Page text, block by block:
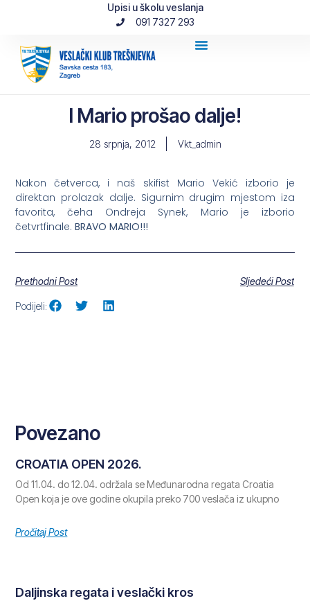
Upisi u školu veslanja
091 7327 293
I Mario prošao dalje!
28 srpnja, 2012 Vkt_admin
Nakon četverca, i naš skifist Mario Vekić izborio je
direktan prolazak dalje. Sigurnim drugim mjestom iza
favorita, čeha Ondreja Synek, Mario je izborio
četvrtfinale.BRAVO MARIO!!!
Prethodni Post Sljedeći Post
Podijeli:
Povezano
CROATIA OPEN 2026.
Od 11.04. do 12.04. održala se Međunarodna regata Croatia
Open koja je ove godine okupila preko 700 veslača iz ukupno
Pročitaj Post
Daljinska regata i veslački kros